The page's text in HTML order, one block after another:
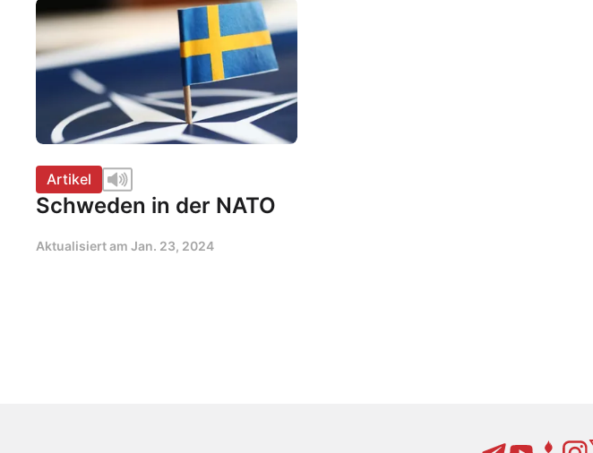
Artikel
Schweden in der NATO
Aktualisiert am Jan. 23, 2024